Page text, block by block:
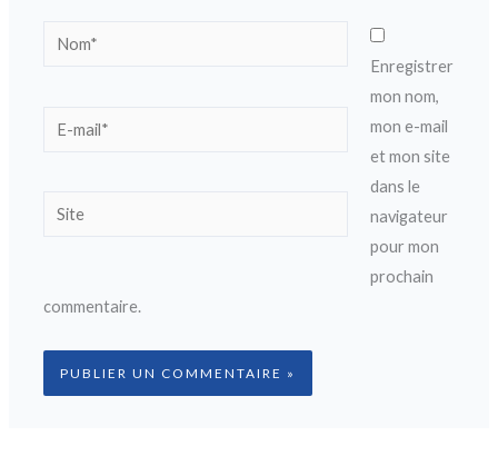
Nom*
E-
Site
Enregistrer
mon nom,
mon e-mail
et mon site
dans le
navigateur
pour mon
prochain
commentaire.